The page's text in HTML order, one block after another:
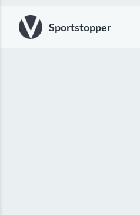
Sportstopper